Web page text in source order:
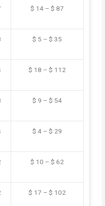
$ 14 – $ 87
$ 5 – $ 35
$ 18 – $ 112
$ 9 – $ 54
$ 4 – $ 29
$ 10 – $ 62
$ 17 – $ 102